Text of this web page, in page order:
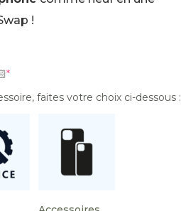
!
*
faites votre choix ci-dessous :